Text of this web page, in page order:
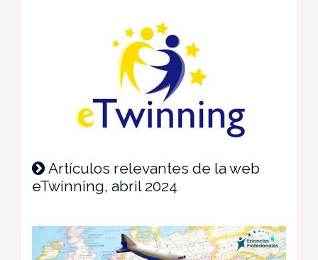
Artículos relevantes de la web
eTwinning, abril 2024